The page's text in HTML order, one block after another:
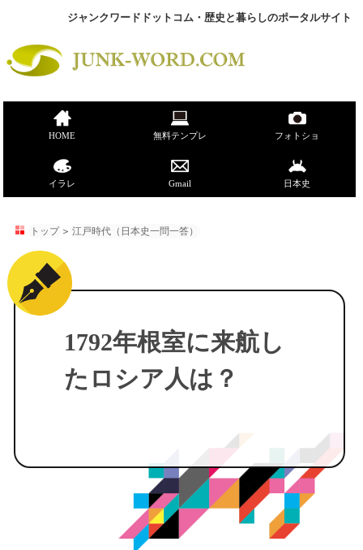
ジャンクワードドットコム・歴史と暮らしのポータルサイト
HOME 無料テンプレ フォトショ
イラレ Gmail 日本史
トップ ＞ 江戸時代（日本史一問一答）
1792年根室に来航し
たロシア人は？